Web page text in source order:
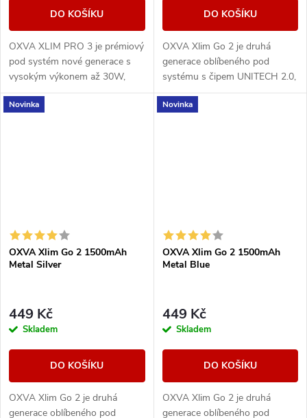
DO KOŠÍKU
OXVA XLIM PRO 3 je prémiový
pod systém nové generace s
vysokým výkonem až 30W,
extrémně rychlým nabíjením a
1500mAh baterií.
DO KOŠÍKU
OXVA Xlim Go 2 je druhá
generace oblíbeného pod
systému s čipem UNITECH 2.0,
baterií 1500 mAh a výkonem 5–
30 W. Nabízí plnou
Novinka
OXVA Xlim Go 2 1500mAh
Metal Silver
449 Kč
Skladem
DO KOŠÍKU
OXVA Xlim Go 2 je druhá
generace oblíbeného pod
Novinka
OXVA Xlim Go 2 1500mAh
Metal Blue
449 Kč
Skladem
DO KOŠÍKU
OXVA Xlim Go 2 je druhá
generace oblíbeného pod